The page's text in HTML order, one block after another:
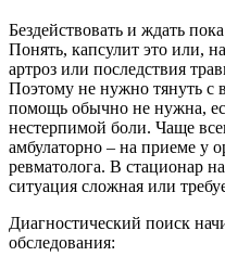
Бездействовать и ждать
Понять, капсулит это или,
артроз или последствия
Поэтому не нужно тянуть с
помощь обычно не нужна,
нестерпимой боли. Чаще
амбулаторно – на приеме у
ревматолога. В стационар
ситуация сложная или
Диагностический поиск
обследования: